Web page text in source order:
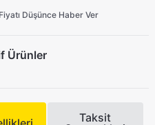
Fiyatı Düşünce Haber Ver
Ürünler
Taksit